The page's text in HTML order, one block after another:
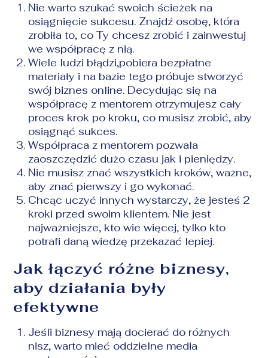
Nie warto szukać swoich ścieżek na
osiągnięcie sukcesu. Znajdź osobę, która
zrobiła to, co Ty chcesz zrobić i zainwestuj
we współpracę z nią.
Wiele ludzi błądzi,pobiera bezpłatne
materiały i na bazie tego próbuje stworzyć
swój biznes online. Decydując się na
współpracę z mentorem otrzymujesz cały
proces krok po kroku, co musisz zrobić, aby
osiągnąć sukces.
Współpraca z mentorem pozwala
zaoszczędzić dużo czasu jak i pieniędzy.
Nie musisz znać wszystkich kroków, ważne,
aby znać pierwszy i go wykonać.
Chcąc uczyć innych wystarczy, że jesteś 2
kroki przed swoim klientem. Nie jest
najważniejsze, kto wie więcej, tylko kto
potrafi daną wiedzę przekazać lepiej.
Jak łączyć różne biznesy,
aby działania były
efektywne
Jeśli biznesy mają docierać do różnych
nisz, warto mieć oddzielne media